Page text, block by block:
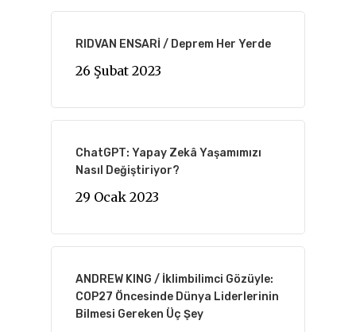
RIDVAN ENSARİ / Deprem Her Yerde
26 Şubat 2023
ChatGPT: Yapay Zekâ Yaşamımızı
Nasıl Değiştiriyor?
29 Ocak 2023
ANDREW KING / İklimbilimci Gözüyle:
COP27 Öncesinde Dünya Liderlerinin
Bilmesi Gereken Üç Şey